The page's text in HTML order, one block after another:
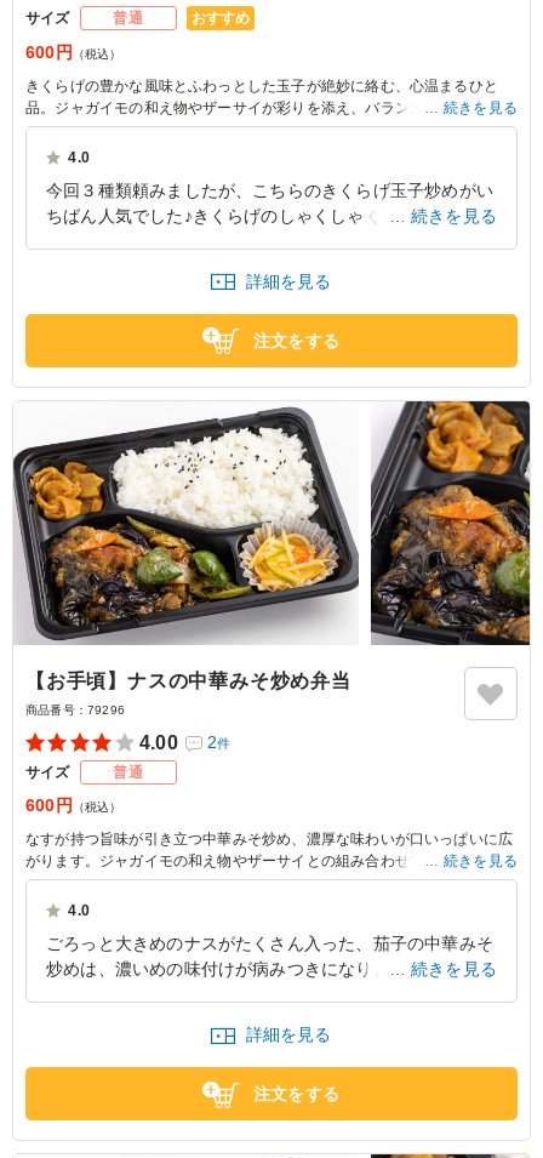
サイズ 普通 おすすめ
600円 （税込）
きくらげの豊かな風味とふわっとした玉子が絶妙に絡む、心温まるひと
品。ジャガイモの和え物やザーサイが彩りを添え、バランスも抜群です。
ロケやイベントの差し入れにぜひどうぞ。
続きを見る
4.0
今回３種類頼みましたが、こちらのきくらげ玉子炒めがい
ちばん人気でした♪きくらげのしゃくしゃくとした食感が
東京都中央区新川2026/07/30
続きを見る
詳細を見る
注文をする
【お手頃】ナスの中華みそ炒め弁当
商品番号： 79296
4.00 2件
サイズ 普通
600円 （税込）
なすが持つ旨味が引き立つ中華みそ炒め、濃厚な味わいが口いっぱいに広
がります。ジャガイモの和え物やザーサイとの組み合わせで、バランスの
良い一品に仕上げました。ロケや会議やイベント、どんなシーンでも彩り
を添えます。
続きを見る
4.0
ごろっと大きめのナスがたくさん入った、茄子の中華みそ
炒めは、濃いめの味付けが病みつきになります。ごはんと
東京都中央区新川2026/07/30
続きを見る
詳細を見る
注文をする